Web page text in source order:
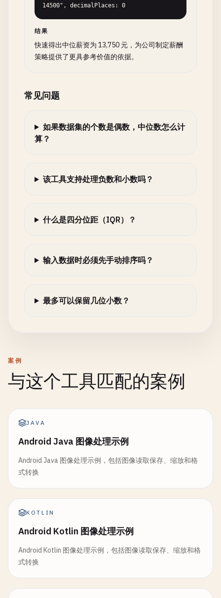
14500", decimalPlaces: 0
结果
快速得出中位薪资为 13,750 元，为公司制定薪酬
策略提供了更具参考价值的依据。
常见问题
如果数据集的个数是偶数，中位数怎么计
算？
该工具支持处理负数和小数吗？
什么是四分位距（IQR）？
输入数据时必须先手动排序吗？
最多可以保留几位小数？
案例
与这个工具匹配的案例
JAVA
Android Java 图像处理示例
Android Java 图像处理示例，包括图像读取保存、缩放和格
式转换
KOTLIN
Android Kotlin 图像处理示例
Android Kotlin 图像处理示例，包括图像读取保存、缩放和格
式转换